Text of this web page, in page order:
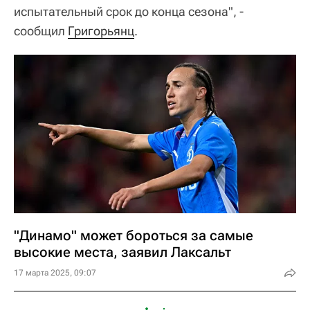
испытательный срок до конца сезона", -
сообщил Григорьянц.
"Динамо" может бороться за самые
высокие места, заявил Лаксальт
17 марта 2025, 09:07